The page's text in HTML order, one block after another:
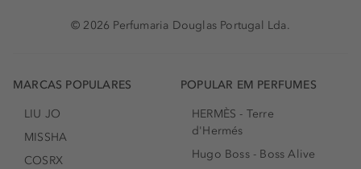
© 2026 Perfumaria Douglas Portugal Lda.
MARCAS POPULARES
LIU JO
MISSHA
COSRX
POPULAR EM PERFUMES
HERMÈS - Terre
d'Hermés
Hugo Boss - Boss Alive